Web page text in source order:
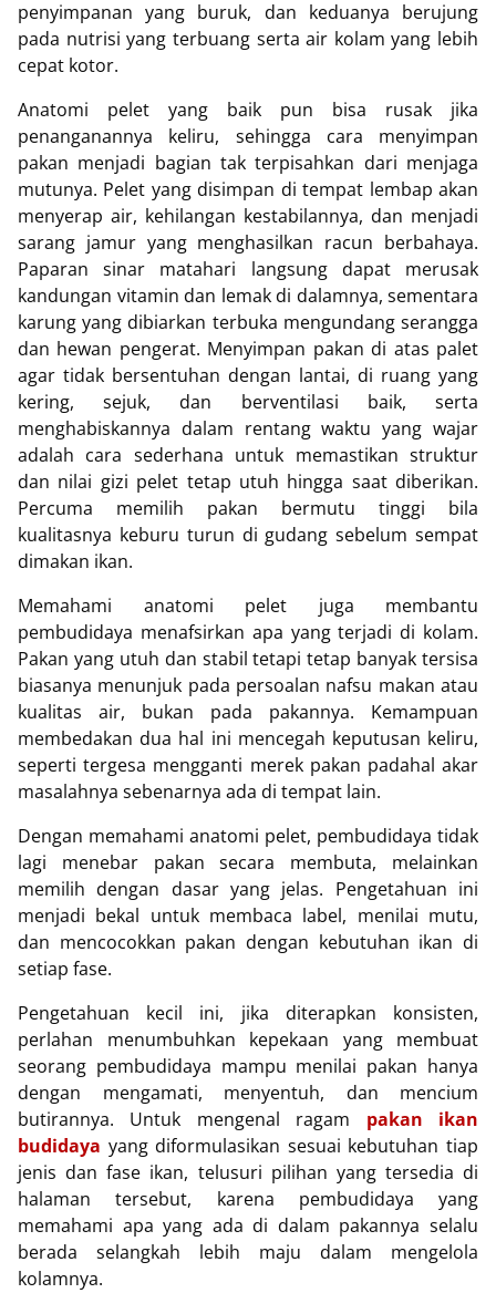
penyimpanan yang buruk, dan keduanya berujung
pada nutrisi yang terbuang serta air kolam yang lebih
cepat kotor.
Anatomi pelet yang baik pun bisa rusak jika
penanganannya keliru, sehingga cara menyimpan
pakan menjadi bagian tak terpisahkan dari menjaga
mutunya. Pelet yang disimpan di tempat lembap akan
menyerap air, kehilangan kestabilannya, dan menjadi
sarang jamur yang menghasilkan racun berbahaya.
Paparan sinar matahari langsung dapat merusak
kandungan vitamin dan lemak di dalamnya, sementara
karung yang dibiarkan terbuka mengundang serangga
dan hewan pengerat. Menyimpan pakan di atas palet
agar tidak bersentuhan dengan lantai, di ruang yang
kering, sejuk, dan berventilasi baik, serta
menghabiskannya dalam rentang waktu yang wajar
adalah cara sederhana untuk memastikan struktur
dan nilai gizi pelet tetap utuh hingga saat diberikan.
Percuma memilih pakan bermutu tinggi bila
kualitasnya keburu turun di gudang sebelum sempat
dimakan ikan.
Memahami anatomi pelet juga membantu
pembudidaya menafsirkan apa yang terjadi di kolam.
Pakan yang utuh dan stabil tetapi tetap banyak tersisa
biasanya menunjuk pada persoalan nafsu makan atau
kualitas air, bukan pada pakannya. Kemampuan
membedakan dua hal ini mencegah keputusan keliru,
seperti tergesa mengganti merek pakan padahal akar
masalahnya sebenarnya ada di tempat lain.
Dengan memahami anatomi pelet, pembudidaya tidak
lagi menebar pakan secara membuta, melainkan
memilih dengan dasar yang jelas. Pengetahuan ini
menjadi bekal untuk membaca label, menilai mutu,
dan mencocokkan pakan dengan kebutuhan ikan di
setiap fase.
Pengetahuan kecil ini, jika diterapkan konsisten,
perlahan menumbuhkan kepekaan yang membuat
seorang pembudidaya mampu menilai pakan hanya
dengan mengamati, menyentuh, dan mencium
butirannya. Untuk mengenal ragam pakan ikan
budidaya yang diformulasikan sesuai kebutuhan tiap
jenis dan fase ikan, telusuri pilihan yang tersedia di
halaman tersebut, karena pembudidaya yang
memahami apa yang ada di dalam pakannya selalu
berada selangkah lebih maju dalam mengelola
kolamnya.